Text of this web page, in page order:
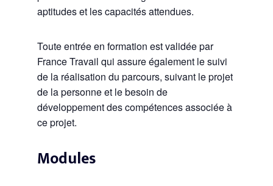
aptitudes et les capacités attendues.
Toute entrée en formation est validée par
France Travail qui assure également le suivi
de la réalisation du parcours, suivant le projet
de la personne et le besoin de
développement des compétences associée à
ce projet.
Modules